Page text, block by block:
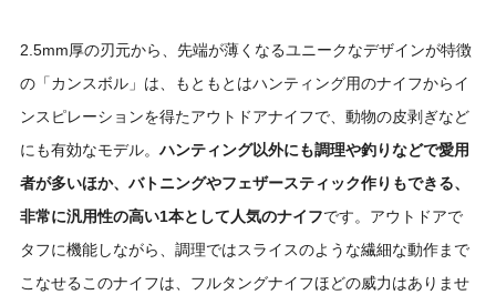
2.5mm厚の刃元から、先端が薄くなるユニークなデザインが特徴
の「カンスボル」は、もともとはハンティング用のナイフからイ
ンスピレーションを得たアウトドアナイフで、動物の皮剥ぎなど
にも有効なモデル。ハンティング以外にも調理や釣りなどで愛用
者が多いほか、バトニングやフェザースティック作りもできる、
非常に汎用性の高い1本として人気のナイフです。アウトドアで
タフに機能しながら、調理ではスライスのような繊細な動作まで
こなせるこのナイフは、フルタングナイフほどの威力はありませ